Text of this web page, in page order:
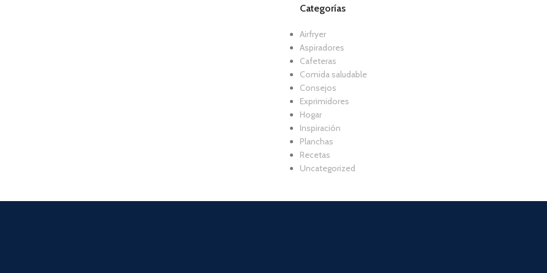
Categorías
Airfryer
Aspiradores
Cafeteras
Comida saludable
Consejos
Exprimidores
Hogar
Inspiración
Planchas
Recetas
Uncategorized